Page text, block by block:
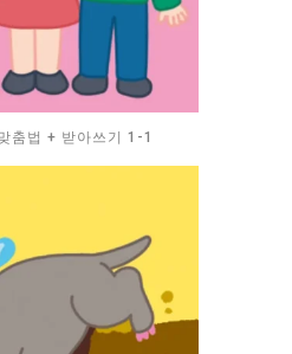
춤법 + 받아쓰기 1-1